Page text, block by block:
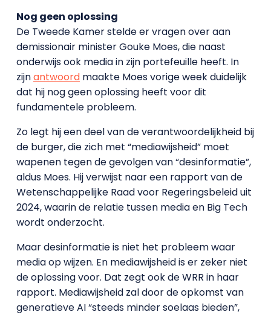
Nog geen oplossing
De Tweede Kamer stelde er vragen over aan
demissionair minister Gouke Moes, die naast
onderwijs ook media in zijn portefeuille heeft. In
zijnantwoordmaakte Moes vorige week duidelijk
dat hij nog geen oplossing heeft voor dit
fundamentele probleem.
Zo legt hij een deel van de verantwoordelijkheid bij
de burger, die zich met “mediawijsheid” moet
wapenen tegen de gevolgen van “desinformatie”,
aldus Moes. Hij verwijst naar een rapport van de
Wetenschappelijke Raad voor Regeringsbeleid uit
2024, waarin de relatie tussen media en Big Tech
wordt onderzocht.
Maar desinformatie is niet het probleem waar
media op wijzen. En mediawijsheid is er zeker niet
de oplossing voor. Dat zegt ook de WRR in haar
rapport. Mediawijsheid zal door de opkomst van
generatieve AI “steeds minder soelaas bieden”,